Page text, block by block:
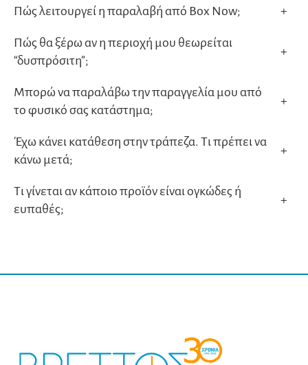
Πώς λειτουργεί η παραλαβή από Box Now; +
Πώς θα ξέρω αν η περιοχή μου θεωρείται
“δυσπρόσιτη”;
+
Μπορώ να παραλάβω την παραγγελία μου από
το φυσικό σας κατάστημα;
+
Έχω κάνει κατάθεση στην τράπεζα. Τι πρέπει να
κάνω μετά;
+
Τι γίνεται αν κάποιο προϊόν είναι ογκώδες ή
ευπαθές;
+